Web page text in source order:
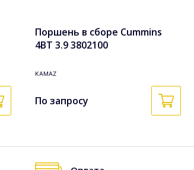
Поршень в сборе Cummins
4BT 3.9 3802100
KAMAZ
По запросу